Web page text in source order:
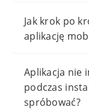
Jak krok po
aplikację
Aplikacja nie
podczas
spróbować?